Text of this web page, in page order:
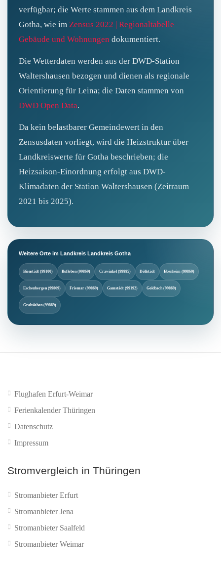
verfügbar; die Werte stammen aus dem Landkreis
Gotha, wie im Zensus 2022 | Regionaltabelle
Gebäude und Wohnungen dokumentiert.
Die Wetterdaten werden aus der DWD-Station
Waltershausen bezogen und dienen als regionale
Orientierung für Leina; die Daten stammen von
DWD Open Data.
Da kein belastbarer Gemeindewert in den
Zensusdaten vorliegt, wird die Heizstruktur über
Landkreiswerte für Gotha beschrieben; die
Heizsaison-Einordnung erfolgt aus DWD-
Klimadaten der Station Waltershausen (Zeitraum
2021 bis 2025).
Weitere Orte im Landkreis Landkreis Gotha
Bienstädt (99100) Bufleben (99869) Crawinkel (99885) Döllstädt Ebenheim (99869)
Eschenbergen (99869) Friemar (99869) Gamstädt (99192) Goldbach (99869)
Grabsleben (99869)
Flughafen Erfurt-Weimar
Ferienkalender Thüringen
Datenschutz
Impressum
Stromvergleich in Thüringen
Stromanbieter Erfurt
Stromanbieter Jena
Stromanbieter Saalfeld
Stromanbieter Weimar